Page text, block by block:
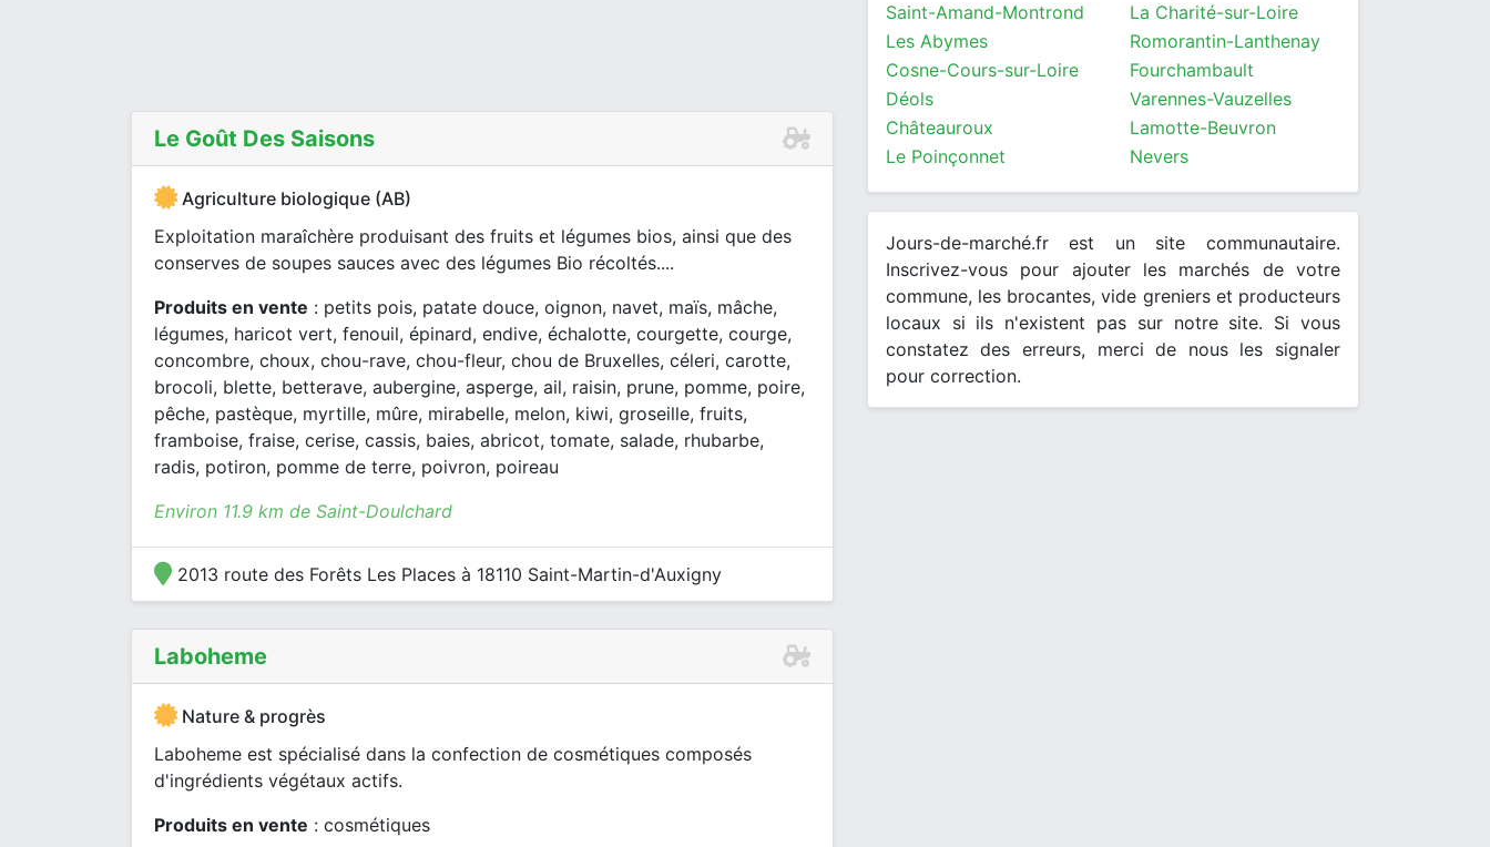
Le Goût Des Saisons
Agriculture biologique (AB)
Exploitation maraîchère produisant des fruits et légumes bios, ainsi que des
conserves de soupes sauces avec des légumes Bio récoltés....
Produits en vente : petits pois, patate douce, oignon, navet, maïs, mâche,
légumes, haricot vert, fenouil, épinard, endive, échalotte, courgette, courge,
concombre, choux, chou-rave, chou-fleur, chou de Bruxelles, céleri, carotte,
brocoli, blette, betterave, aubergine, asperge, ail, raisin, prune, pomme, poire,
pêche, pastèque, myrtille, mûre, mirabelle, melon, kiwi, groseille, fruits,
framboise, fraise, cerise, cassis, baies, abricot, tomate, salade, rhubarbe,
radis, potiron, pomme de terre, poivron, poireau
Environ 11.9 km de Saint-Doulchard
2013 route des Forêts Les Places à 18110 Saint-Martin-d'Auxigny
Laboheme
Nature & progrès
Laboheme est spécialisé dans la confection de cosmétiques composés
d'ingrédients végétaux actifs.
Produits en vente : cosmétiques
Saint-Amand-Montrond
La Charité-sur-Loire
Les Abymes
Romorantin-Lanthenay
Cosne-Cours-sur-Loire
Fourchambault
Déols
Varennes-Vauzelles
Châteauroux
Lamotte-Beuvron
Le Poinçonnet
Nevers
Jours-de-marché.fr est un site communautaire.
Inscrivez-vous pour ajouter les marchés de votre
commune, les brocantes, vide greniers et producteurs
locaux si ils n'existent pas sur notre site. Si vous
constatez des erreurs, merci de nous les signaler
pour correction.